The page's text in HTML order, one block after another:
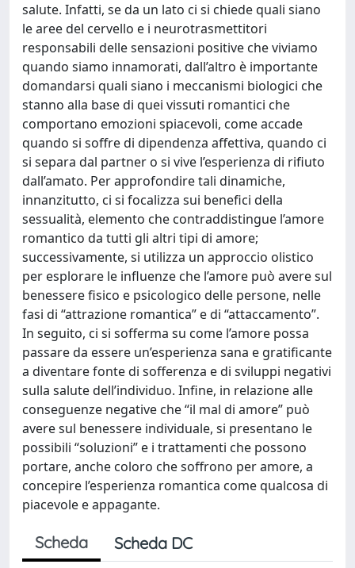
salute. Infatti, se da un lato ci si chiede quali siano
le aree del cervello e i neurotrasmettitori
responsabili delle sensazioni positive che viviamo
quando siamo innamorati, dall’altro è importante
domandarsi quali siano i meccanismi biologici che
stanno alla base di quei vissuti romantici che
comportano emozioni spiacevoli, come accade
quando si soffre di dipendenza affettiva, quando ci
si separa dal partner o si vive l’esperienza di rifiuto
dall’amato. Per approfondire tali dinamiche,
innanzitutto, ci si focalizza sui benefici della
sessualità, elemento che contraddistingue l’amore
romantico da tutti gli altri tipi di amore;
successivamente, si utilizza un approccio olistico
per esplorare le influenze che l’amore può avere sul
benessere fisico e psicologico delle persone, nelle
fasi di “attrazione romantica” e di “attaccamento”.
In seguito, ci si sofferma su come l’amore possa
passare da essere un’esperienza sana e gratificante
a diventare fonte di sofferenza e di sviluppi negativi
sulla salute dell’individuo. Infine, in relazione alle
conseguenze negative che “il mal di amore” può
avere sul benessere individuale, si presentano le
possibili “soluzioni” e i trattamenti che possono
portare, anche coloro che soffrono per amore, a
concepire l’esperienza romantica come qualcosa di
piacevole e appagante.
Scheda Scheda DC